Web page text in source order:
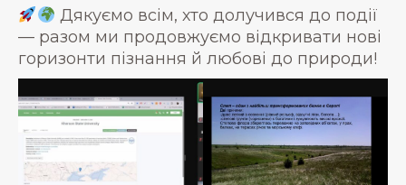
Дякуємо всім, хто долучився до події
— разом ми продовжуємо відкривати нові
горизонти пізнання й любові до природи!